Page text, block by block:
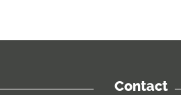
Contact